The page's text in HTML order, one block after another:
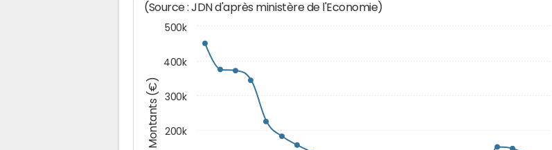
Montants (€)
(Source : JDN d'après ministère de l'Economie)
200k
300k
400k
500k